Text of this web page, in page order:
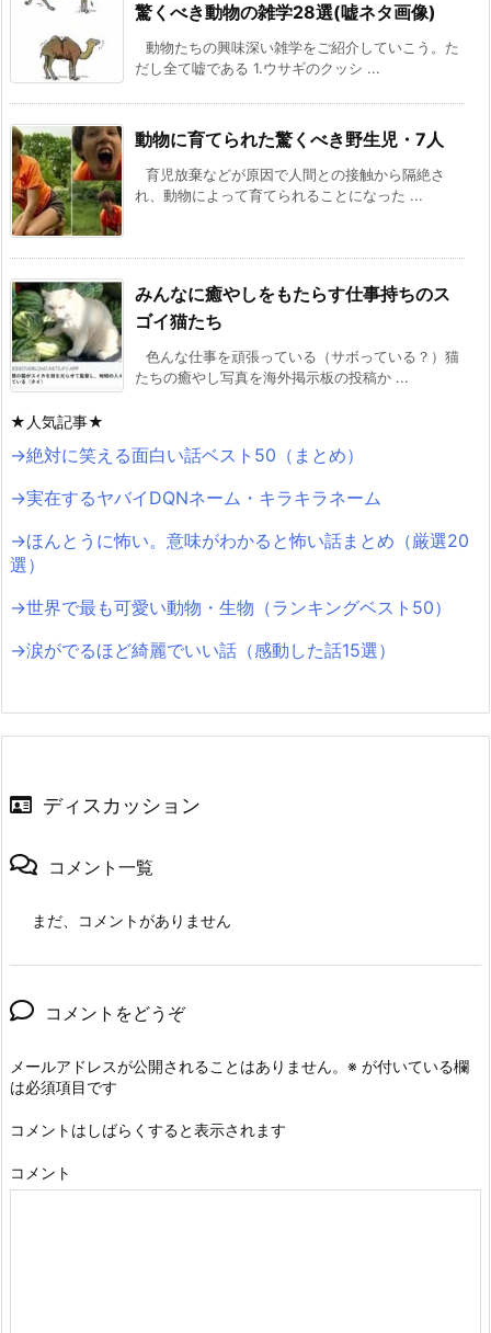
驚くべき動物の雑学28選(嘘ネタ画像)
動物たちの興味深い雑学をご紹介していこう。た
だし全て嘘である 1.ウサギのクッシ ...
動物に育てられた驚くべき野生児・7人
育児放棄などが原因で人間との接触から隔絶さ
れ、動物によって育てられることになった ...
みんなに癒やしをもたらす仕事持ちのス
ゴイ猫たち
色んな仕事を頑張っている（サボっている？）猫
たちの癒やし写真を海外掲示板の投稿か ...
★人気記事★
→絶対に笑える面白い話ベスト50（まとめ）
→実在するヤバイDQNネーム・キラキラネーム
→ほんとうに怖い。意味がわかると怖い話まとめ（厳選20
選）
→世界で最も可愛い動物・生物（ランキングベスト50）
→涙がでるほど綺麗でいい話（感動した話15選）
ディスカッション
コメント一覧
まだ、コメントがありません
コメントをどうぞ
メールアドレスが公開されることはありません。 ※ が付いている欄
は必須項目です
コメントはしばらくすると表示されます
コメント